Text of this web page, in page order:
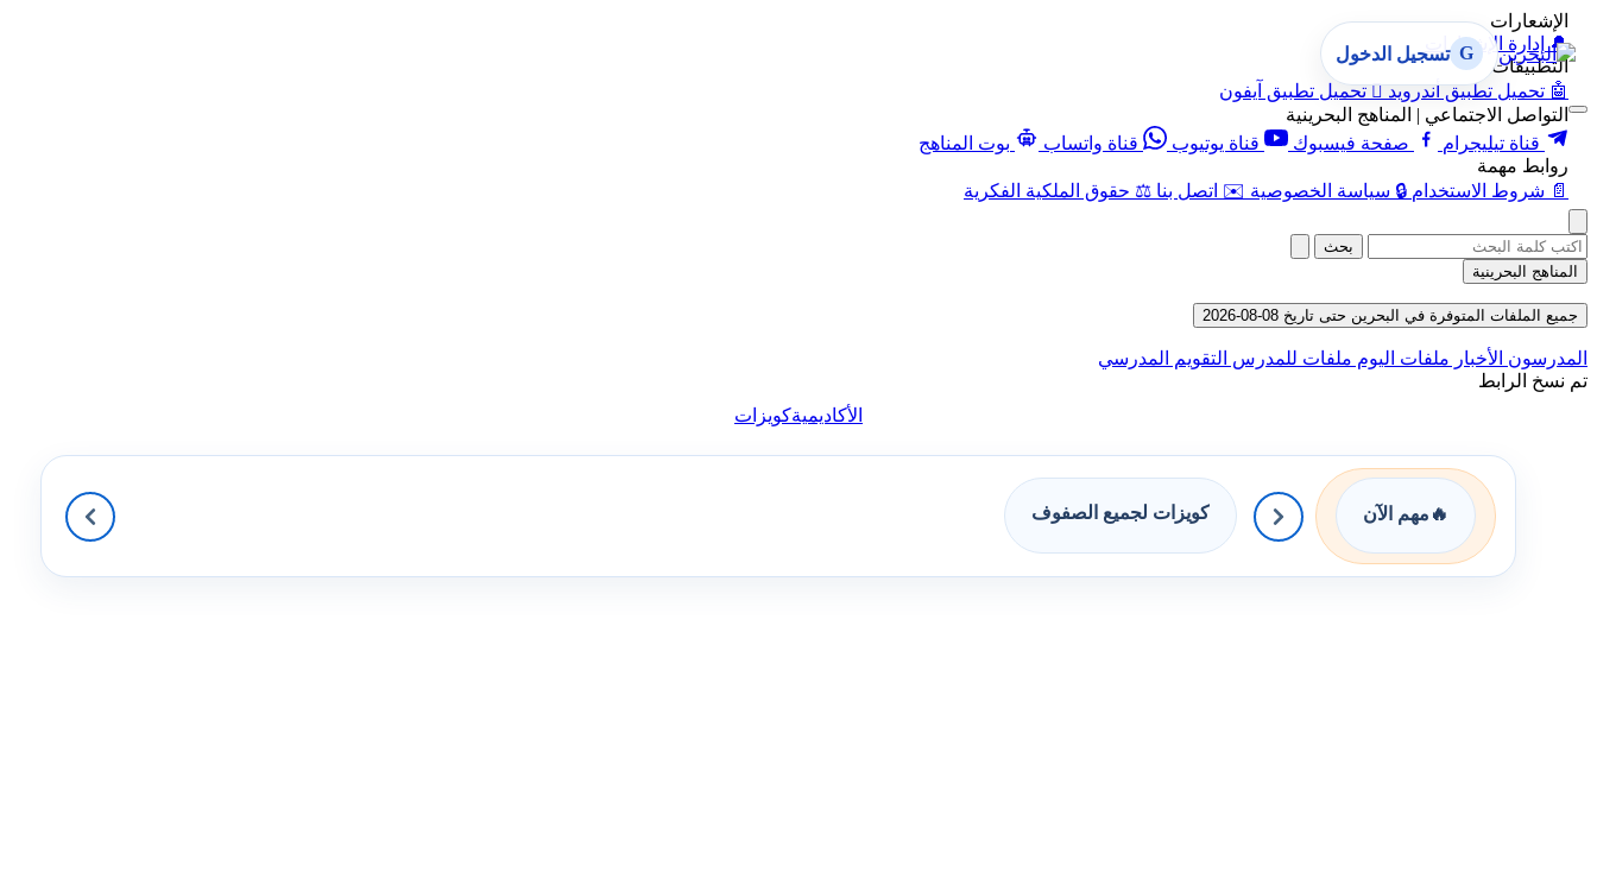
الإشعارات
🔔 إدارة الإشعارات
التطبيقات
🤖 تحميل تطبيق أندرويد  تحميل تطبيق آيفون
التواصل الاجتماعي | المناهج البحرينية
قناة تيليجرام
صفحة فيسبوك قناة يوتيوب قناة واتساب
بوت المناهج
روابط مهمة
📄 شروط الاستخدام 🔒 سياسة الخصوصية ✉️ اتصل بنا ⚖️ حقوق الملكية الفكرية
G تسجيل الدخول
بحث
المناهج البحرينية
جميع الملفات المتوفرة في البحرين حتى تاريخ 08-08-2026
المدرسون الأخبار ملفات اليوم ملفات للمدرس التقويم المدرسي
تم نسخ الرابط
الأكاديميةكويزات
🔥 مهم الآن كويزات لجميع الصفوف